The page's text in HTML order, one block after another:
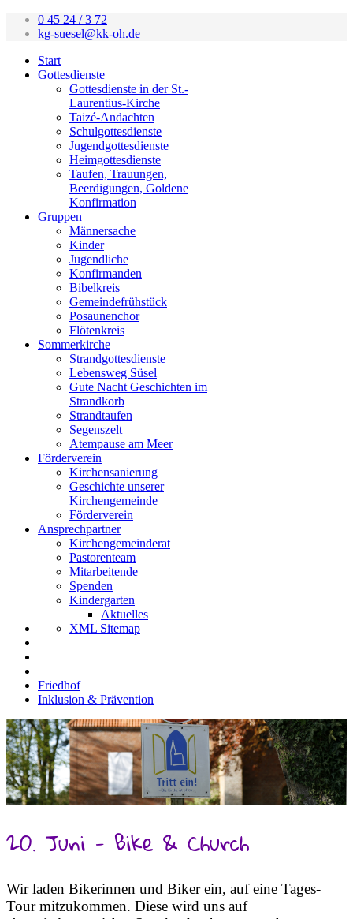
0 45 24 / 3 72
kg-suesel@kk-oh.de
Start
Gottesdienste
Gottesdienste in der St.-
Laurentius-Kirche
Taizé-Andachten
Schulgottesdienste
Jugendgottesdienste
Heimgottesdienste
Taufen, Trauungen,
Beerdigungen, Goldene
Konfirmation
Gruppen
Männersache
Kinder
Jugendliche
Konfirmanden
Bibelkreis
Gemeindefrühstück
Posaunenchor
Flötenkreis
Sommerkirche
Strandgottesdienste
Lebensweg Süsel
Gute Nacht Geschichten im
Strandkorb
Strandtaufen
Segenszelt
Atempause am Meer
Förderverein
Kirchensanierung
Geschichte unserer
Kirchengemeinde
Förderverein
Ansprechpartner
Kirchengemeinderat
Pastorenteam
Mitarbeitende
Spenden
Kindergarten
Aktuelles
XML Sitemap
Friedhof
Inklusion & Prävention
20. Juni - Bike & Church
Wir laden Bikerinnen und Biker ein, auf eine Tages-
Tour mitzukommen. Diese wird uns auf